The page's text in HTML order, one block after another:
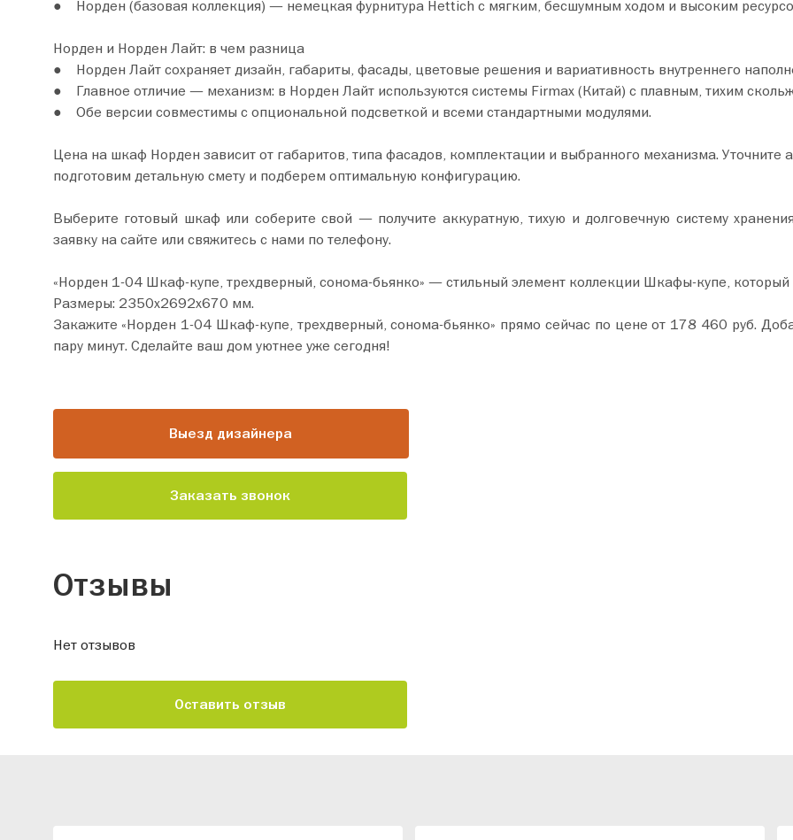
● Норден (базовая коллекция) — немецкая фурнитура Hettich с мягким, бесшумным ходом и высоким
Норден и Норден Лайт: в чем разница
● Норден Лайт сохраняет дизайн, габариты, фасады, цветовые решения и вариативность внутреннего
● Главное отличие — механизм: в Норден Лайт используются системы Firmax (Китай) с плавным, тихим
● Обе версии совместимы с опциональной подсветкой и всеми стандартными модулями.
Цена на шкаф Норден зависит от габаритов, типа фасадов, комплектации и выбранного механизма.
подготовим детальную смету и подберем оптимальную конфигурацию.
Выберите готовый шкаф или соберите свой — получите аккуратную, тихую и долговечную систему
заявку на сайте или свяжитесь с нами по телефону.
«Норден 1-04 Шкаф-купе, трехдверный, сонома-бьянко» — стильный элемент коллекции Шкафы-купе,
Размеры: 2350х2692х670 мм.
Закажите «Норден 1-04 Шкаф-купе, трехдверный, сонома-бьянко» прямо сейчас по цене от 178 460 руб. Добавьте товар в корзину и оформите покупку всего за
пару минут. Сделайте ваш дом уютнее уже сегодня!
Выезд дизайнера
Заказать звонок
Отзывы
Нет отзывов
Оставить отзыв